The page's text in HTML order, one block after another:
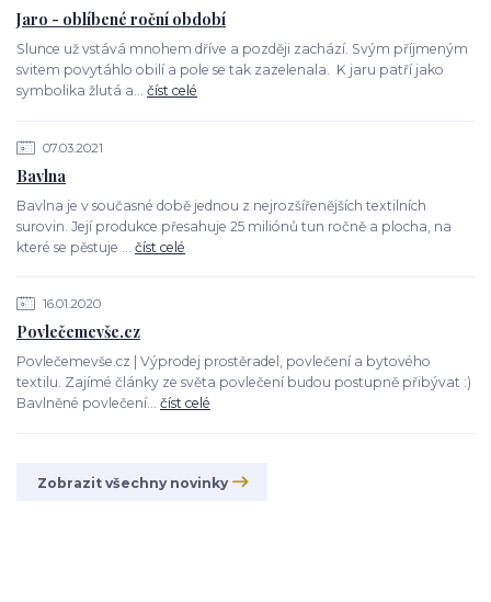
Jaro - oblíbené roční období
Slunce už vstává mnohem dříve a později zachází. Svým příjmeným
svitem povytáhlo obilí a pole se tak zazelenala. K jaru patří jako
symbolika žlutá a... číst celé
07.03.2021
Bavlna
Bavlna je v současné době jednou z nejrozšířenějších textilních
surovin. Její produkce přesahuje 25 miliónů tun ročně a plocha, na
které se pěstuje ... číst celé
16.01.2020
Povlečemevše.cz
Povlečemevše.cz | Výprodej prostěradel, povlečení a bytového
textilu. Zajímé články ze světa povlečení budou postupně přibývat :)
Bavlněné povlečení... číst celé
Zobrazit všechny novinky